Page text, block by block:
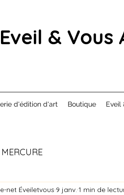
Eveil & Vous
d'édition d'art Boutique Eveil
MERCURE
net Éveiletvous 9 janv. 1 min de